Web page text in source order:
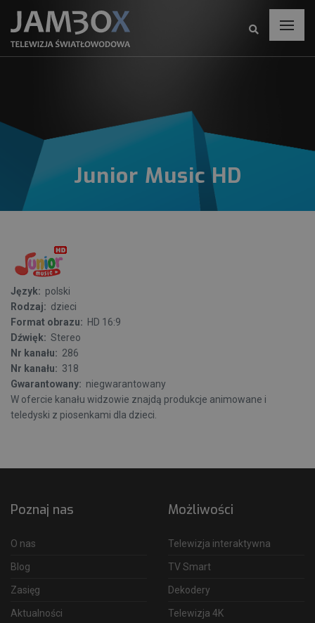
Junior Music HD
Język: polski
Rodzaj: dzieci
Format obrazu: HD 16:9
Dźwięk: Stereo
Nr kanału: 286
Nr kanału: 318
Gwarantowany: niegwarantowany
W ofercie kanału widzowie znajdą produkcje animowane i
teledyski z piosenkami dla dzieci.
Poznaj nas
O nas
Blog
Zasięg
Aktualności
Możliwości
Telewizja interaktywna
TV Smart
Dekodery
Telewizja 4K